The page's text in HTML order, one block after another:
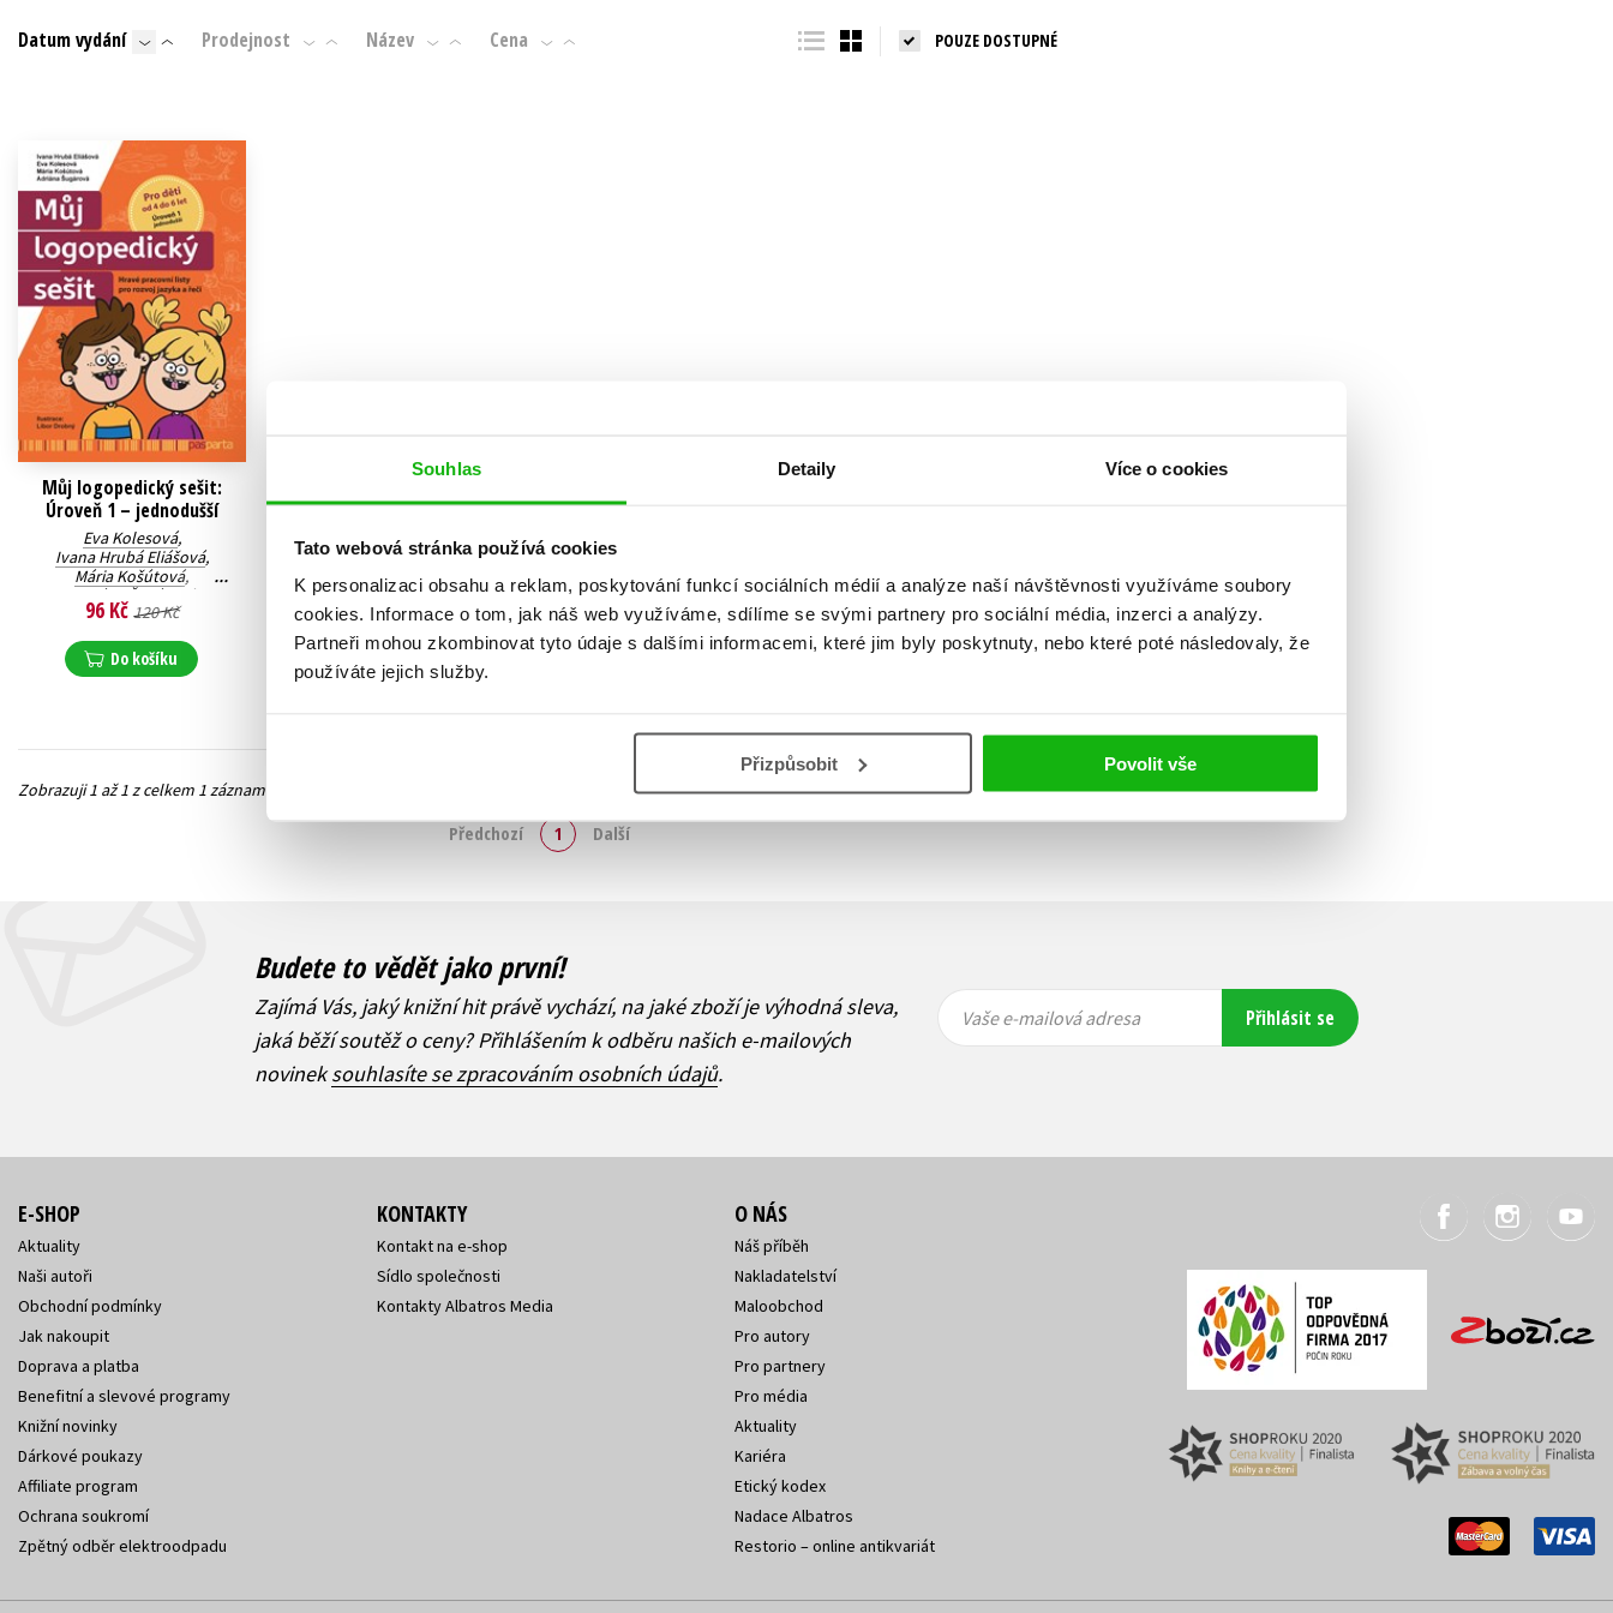
Souhlas Detaily Více o cookies
Tato webová stránka používá cookies
K personalizaci obsahu a reklam, poskytování funkcí sociálních médií a analýze naší návštěvnosti využíváme soubory
cookies. Informace o tom, jak náš web využíváme, sdílíme se svými partnery pro sociální média, inzerci a analýzy.
Partneři mohou zkombinovat tyto údaje s dalšími informacemi, které jim byly poskytnuty, nebo které poté následovaly, že
používáte jejich služby.
Přizpůsobit Povolit vše
Beletrie pro děti
Byznys a ekonomie
Jazyky
Populárně - naučné pro děti
Young adult (SK)
Datum vydání Prodejnost Název Cena POUZE DOSTUPNÉ
Můj logopedický sešit:
Úroveň 1 – jednodušší
Eva Kolesová,
Ivana Hrubá Eliášová,
Mária Košútová,
Adriána Šugárová
96 Kč 120 Kč
Do košíku
Zobraz záznamů
Zobrazuji 1 až 1 z celkem 1 záznamů
Předchozí 1 Další
Budete to vědět jako první!
Zajímá Vás, jaký knižní hit právě vychází, na jaké zboží je výhodná sleva,
jaká běží soutěž o ceny? Přihlášením k odběru našich e-mailových
novineksouhlasíte se zpracováním osobních údajů.
Vaše e-
mailová
Vaše e-
mailová
Vaše e-mailová adresa Přihlásit se
E-SHOP
Aktuality
Naši autoři
Obchodní podmínky
Jak nakoupit
Doprava a platba
Benefitní a slevové programy
Knižní novinky
Dárkové poukazy
Affiliate program
Ochrana soukromí
Zpětný odběr elektroodpadu
KONTAKTY
Kontakt na e-shop
Sídlo společnosti
Kontakty Albatros Media
O NÁS
Náš příběh
Nakladatelství
Maloobchod
Pro autory
Pro partnery
Pro média
Aktuality
Kariéra
Etický kodex
Nadace Albatros
Restorio – online antikvariát